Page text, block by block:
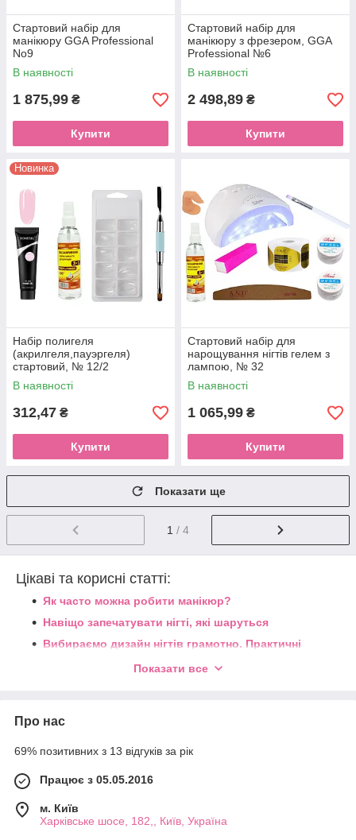
Стартовий набір для
манікюру GGA Professional
No9
В наявності
1 875,99 ₴
Купити
Стартовий набір для
манікюру з фрезером, GGA
Professional №6
В наявності
2 498,89 ₴
Купити
Новинка
Набір полигеля
(акрилгеля,пауэргеля)
стартовий, № 12/2
В наявності
312,47 ₴
Купити
Стартовий набір для
нарощування нігтів гелем з
лампою, № 32
В наявності
1 065,99 ₴
Купити
Показати ще
1 / 4
Цікаві та корисні статті:
Як часто можна робити манікюр?
Навіщо запечатувати нігті, які шаруться
Вибираємо дизайн нігтів грамотно. Практичні
Показати все
Про нас
69% позитивних з 13 відгуків за рік
Працює з 05.05.2016
м. Київ
Харківське шосе, 182,, Київ, Україна